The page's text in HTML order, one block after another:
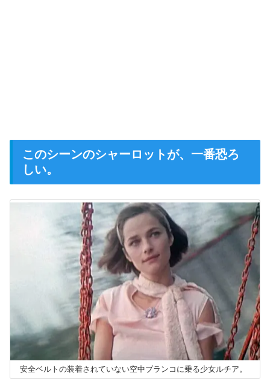
このシーンのシャーロットが、一番恐ろ
しい。
安全ベルトの装着されていない空中ブランコに乗る少女ルチア。